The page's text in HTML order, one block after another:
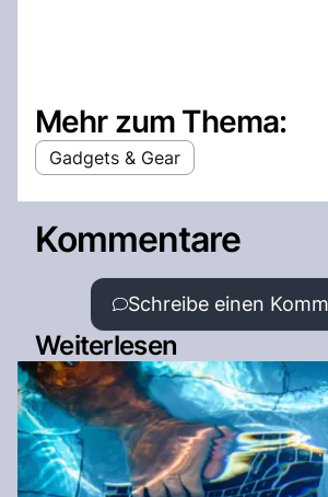
Mehr zum Thema:
Gadgets & Gear
Kommentare
Schreibe einen
Weiterlesen